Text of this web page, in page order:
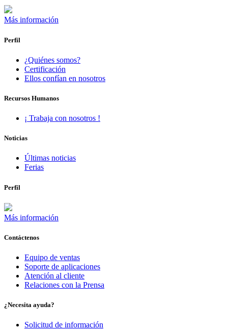
Más información
Perfil
¿Quiénes somos?
Certificación
Ellos confían en nosotros
Recursos Humanos
¡ Trabaja con nosotros !
Noticias
Últimas noticias
Ferias
Perfil
Más información
Contáctenos
Equipo de ventas
Soporte de aplicaciones
Atención al cliente
Relaciones con la Prensa
¿Necesita ayuda?
Solicitud de información